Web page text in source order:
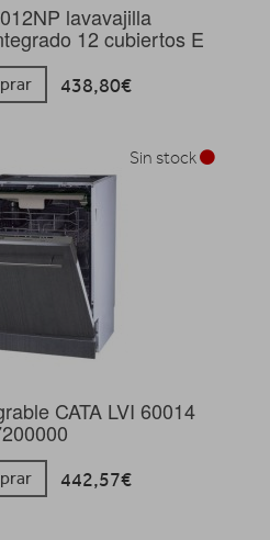
lavavajilla
12 cubiertos E
438,80€
CATA LVI 60014
442,57€
Sin stock